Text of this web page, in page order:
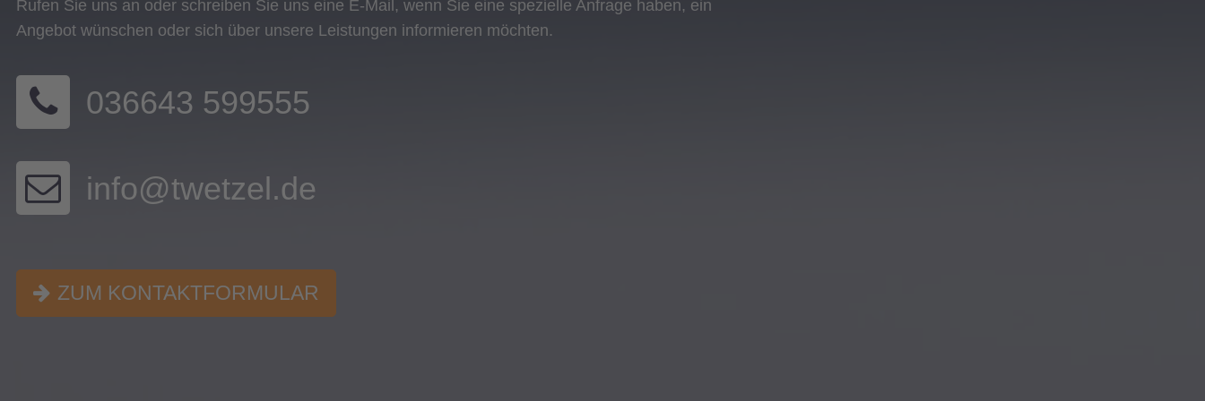
Rufen Sie uns an oder schreiben Sie uns eine E-Mail, wenn Sie eine spezielle Anfrage haben, ein
Angebot wünschen oder sich über unsere Leistungen informieren möchten.
036643 599555
info@twetzel.de
ZUM KONTAKTFORMULAR